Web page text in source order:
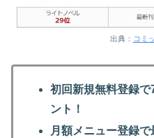
出典： コミ
初回新規無料登録
ント！
月額メニュー登録